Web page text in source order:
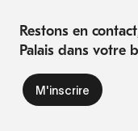
Restons en
Palais dans votre